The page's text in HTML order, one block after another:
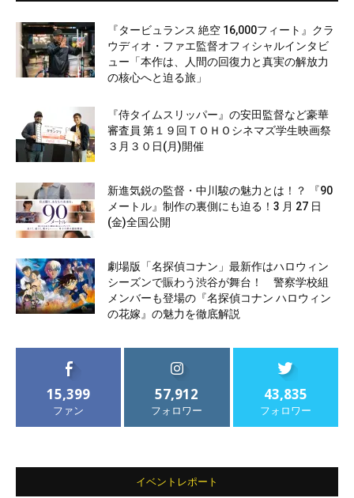
『タービュランス 絶空 16,000フィート』クラ
ウディオ・ファエ監督オフィシャルインタビ
ュー「本作は、人間の回復力と真実の解放力
の核心へと迫る旅」
『侍タイムスリッパー』の安田監督など豪華
審査員 第１９回ＴＯＨＯシネマズ学生映画祭
３月３０日(月)開催
新進気鋭の監督・中川駿の魅力とは！？ 『90
メートル』制作の裏側にも迫る！3 月 27 日
(金)全国公開
劇場版「名探偵コナン」最新作はハロウィン
シーズンで賑わう渋谷が舞台！ 警察学校組
メンバーも登場の『名探偵コナン ハロウィン
の花嫁』の魅力を徹底解説
15,399
ファン
57,912
フォロワー
43,835
フォロワー
イベントレポート